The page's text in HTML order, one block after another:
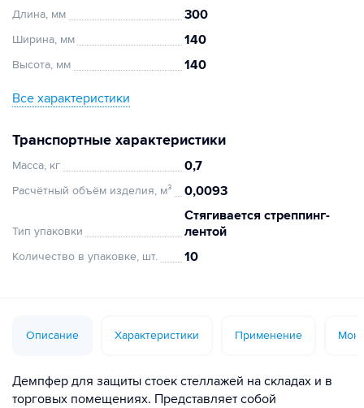
Длина, мм 300
Ширина, мм 140
Высота, мм 140
Все характеристики
Транспортные характеристики
Масса, кг 0,7
Расчётный объём изделия, м³ 0,0093
Тип упаковки
Стягивается стреппинг-
лентой
Количество в упаковке, шт. 10
Описание Характеристики Применение
Демпфер для защиты стоек стеллажей на складах и в
торговых помещениях. Представляет собой